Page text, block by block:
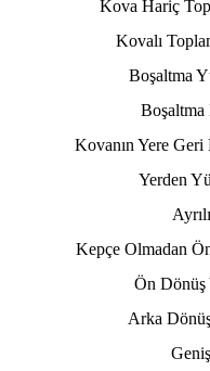
Kova Hariç
Kovalı
Boşaltma
Kovanın Yere Geri
Yerden
Kepçe Olmadan
Ön Dönüş
Arka